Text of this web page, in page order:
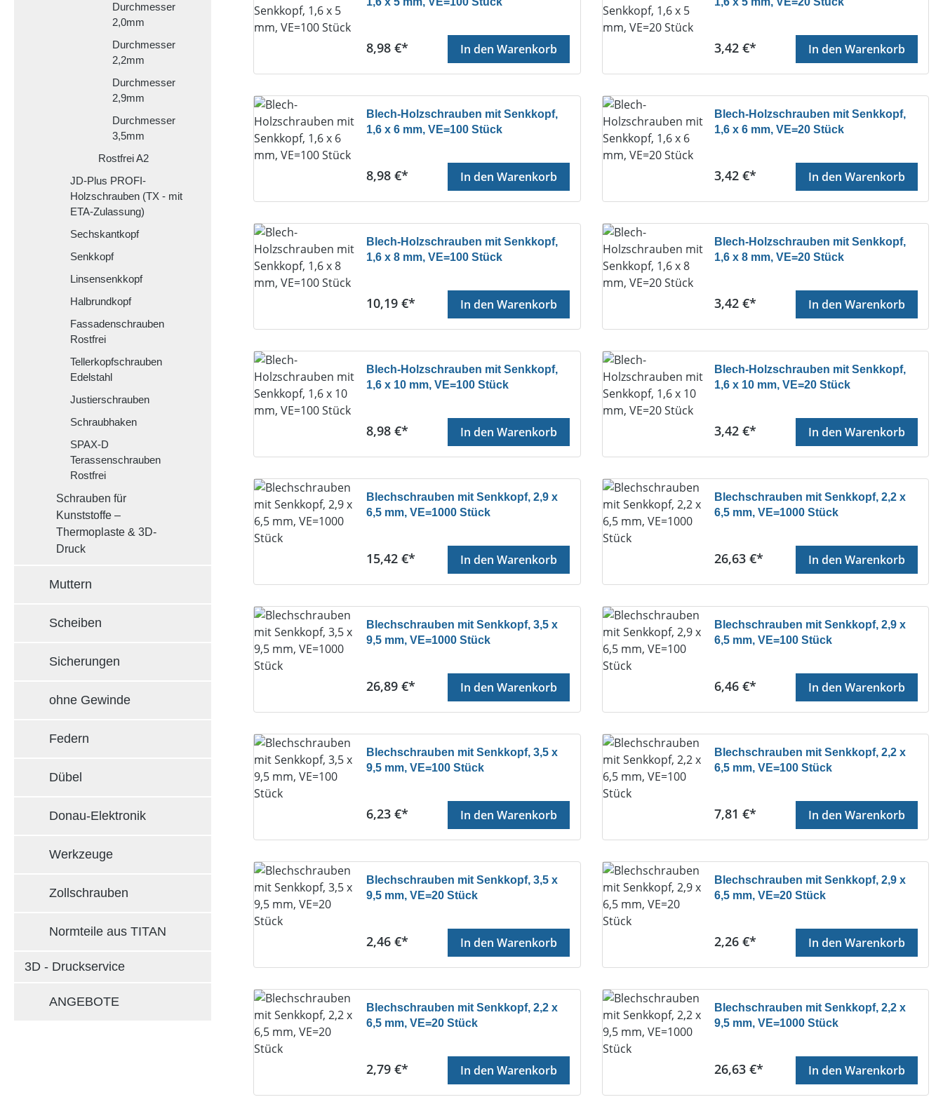
Durchmesser
2,0mm
Durchmesser
2,2mm
Durchmesser
2,9mm
Durchmesser
3,5mm
Rostfrei A2
JD-Plus PROFI-
Holzschrauben (TX - mit
ETA-Zulassung)
Sechskantkopf
Senkkopf
Linsensenkkopf
Halbrundkopf
Fassadenschrauben
Rostfrei
Tellerkopfschrauben
Edelstahl
Justierschrauben
Schraubhaken
SPAX-D
Terassenschrauben
Rostfrei
Schrauben für
Kunststoffe –
Thermoplaste & 3D-
Druck
Muttern
Scheiben
Sicherungen
ohne Gewinde
Federn
Dübel
Donau-Elektronik
Werkzeuge
Zollschrauben
Normteile aus TITAN
3D - Druckservice
ANGEBOTE
Regulärer Preis:
8,98 €* In den Warenkorb Regulärer Preis:
3,42 €* In den Warenkorb
Blech-Holzschrauben mit Senkkopf,
1,6 x 6 mm, VE=100 Stück
Regulärer Preis:
8,98 €* In den Warenkorb
Blech-Holzschrauben mit Senkkopf,
1,6 x 6 mm, VE=20 Stück
Regulärer Preis:
3,42 €* In den Warenkorb
Blech-Holzschrauben mit Senkkopf,
1,6 x 8 mm, VE=100 Stück
Regulärer Preis:
10,19 €* In den Warenkorb
Blech-Holzschrauben mit Senkkopf,
1,6 x 8 mm, VE=20 Stück
Regulärer Preis:
3,42 €* In den Warenkorb
Blech-Holzschrauben mit Senkkopf,
1,6 x 10 mm, VE=100 Stück
Regulärer Preis:
8,98 €* In den Warenkorb
Blech-Holzschrauben mit Senkkopf,
1,6 x 10 mm, VE=20 Stück
Regulärer Preis:
3,42 €* In den Warenkorb
Blechschrauben mit Senkkopf, 2,9 x
6,5 mm, VE=1000 Stück
Regulärer Preis:
15,42 €* In den Warenkorb
Blechschrauben mit Senkkopf, 2,2 x
6,5 mm, VE=1000 Stück
Regulärer Preis:
26,63 €* In den Warenkorb
Blechschrauben mit Senkkopf, 3,5 x
9,5 mm, VE=1000 Stück
Regulärer Preis:
26,89 €* In den Warenkorb
Blechschrauben mit Senkkopf, 2,9 x
6,5 mm, VE=100 Stück
Regulärer Preis:
6,46 €* In den Warenkorb
Blechschrauben mit Senkkopf, 3,5 x
9,5 mm, VE=100 Stück
Regulärer Preis:
6,23 €* In den Warenkorb
Blechschrauben mit Senkkopf, 2,2 x
6,5 mm, VE=100 Stück
Regulärer Preis:
7,81 €* In den Warenkorb
Blechschrauben mit Senkkopf, 3,5 x
9,5 mm, VE=20 Stück
Regulärer Preis:
2,46 €* In den Warenkorb
Blechschrauben mit Senkkopf, 2,9 x
6,5 mm, VE=20 Stück
Regulärer Preis:
2,26 €* In den Warenkorb
Blechschrauben mit Senkkopf, 2,2 x
6,5 mm, VE=20 Stück
Regulärer Preis:
2,79 €* In den Warenkorb
Blechschrauben mit Senkkopf, 2,2 x
9,5 mm, VE=1000 Stück
Regulärer Preis:
26,63 €* In den Warenkorb